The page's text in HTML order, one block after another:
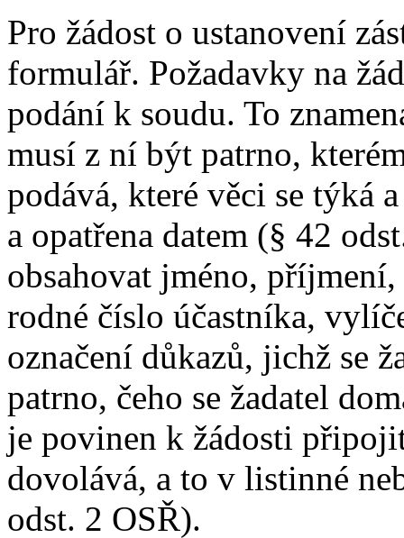
Pro žádost o ustanovení
formulář. Požadavky na
podání k soudu. To
musí z ní být patrno,
podává, které věci se týká
a opatřena datem (§ 42
obsahovat jméno,
rodné číslo účastníka,
označení důkazů, jichž se
patrno, čeho se žadatel
je povinen k žádosti
dovolává, a to v listinné
odst. 2 OSŘ).